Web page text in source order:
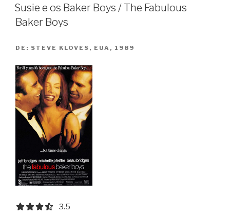
Susie e os Baker Boys / The Fabulous
Baker Boys
DE: STEVE KLOVES, EUA, 1989
3.5 out of 5.0 stars
3.5